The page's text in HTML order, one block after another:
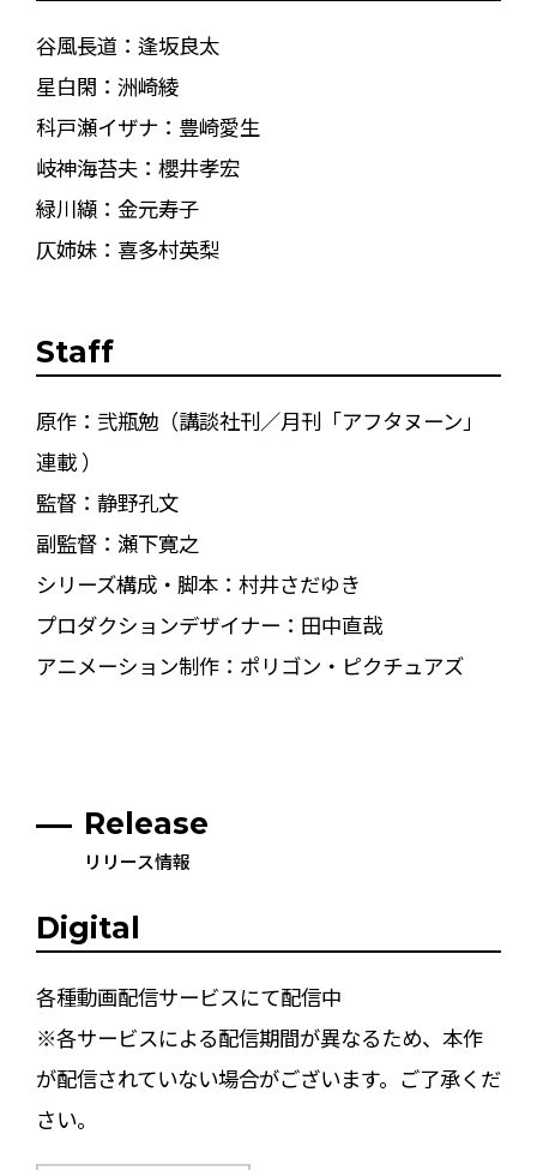
谷風長道：逢坂良太
星白閑：洲崎綾
科戸瀬イザナ：豊崎愛生
岐神海苔夫：櫻井孝宏
緑川纈：金元寿子
仄姉妹：喜多村英梨
Staff
原作：弐瓶勉（講談社刊／月刊「アフタヌーン」
連載 ）
監督：静野孔文
副監督：瀬下寛之
シリーズ構成・脚本：村井さだゆき
プロダクションデザイナー：田中直哉
アニメーション制作：ポリゴン・ピクチュアズ
Release
リリース情報
Digital
各種動画配信サービスにて配信中
※各サービスによる配信期間が異なるため、本作
が配信されていない場合がございます。ご了承くだ
さい。